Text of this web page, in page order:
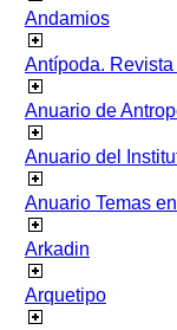
Andamios
Antípoda.
Anuario de
Anuario del
Anuario Temas
Arkadin
Arquetipo